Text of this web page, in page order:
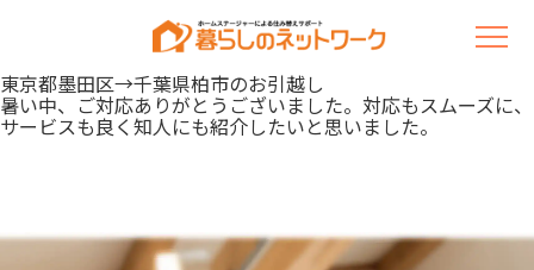
東京都墨田区→千葉県柏市のお引越し
暑い中、ご対応ありがとうございました。対応もスムーズに、
サービスも良く知人にも紹介したいと思いました。